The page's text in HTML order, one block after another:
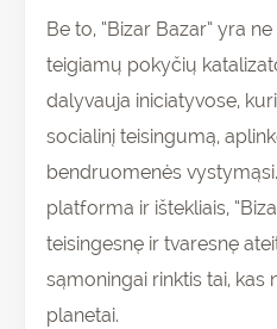
Be to, “Bizar Bazar” yra
teigiamų pokyčių
dalyvauja iniciatyvose,
socialinį teisingumą,
bendruomenės
platforma ir ištekliais,
teisingesnę ir tvaresnę
sąmoningai rinktis tai, kas
planetai.